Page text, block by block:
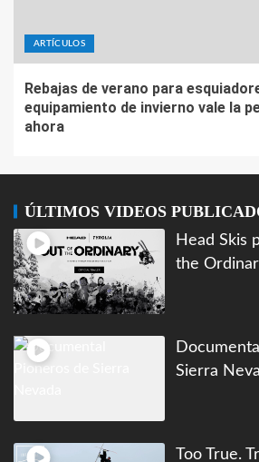
ARTÍCULOS
Rebajas de verano para
equipamiento de invierno vale la
ahora
ÚLTIMOS VIDEOS
Head Skis
the
Sierra
Too True.